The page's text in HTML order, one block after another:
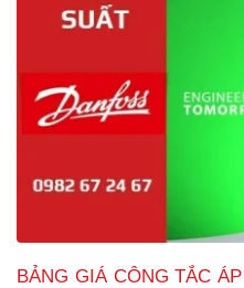
BẢNG GIÁ CÔNG TẮC